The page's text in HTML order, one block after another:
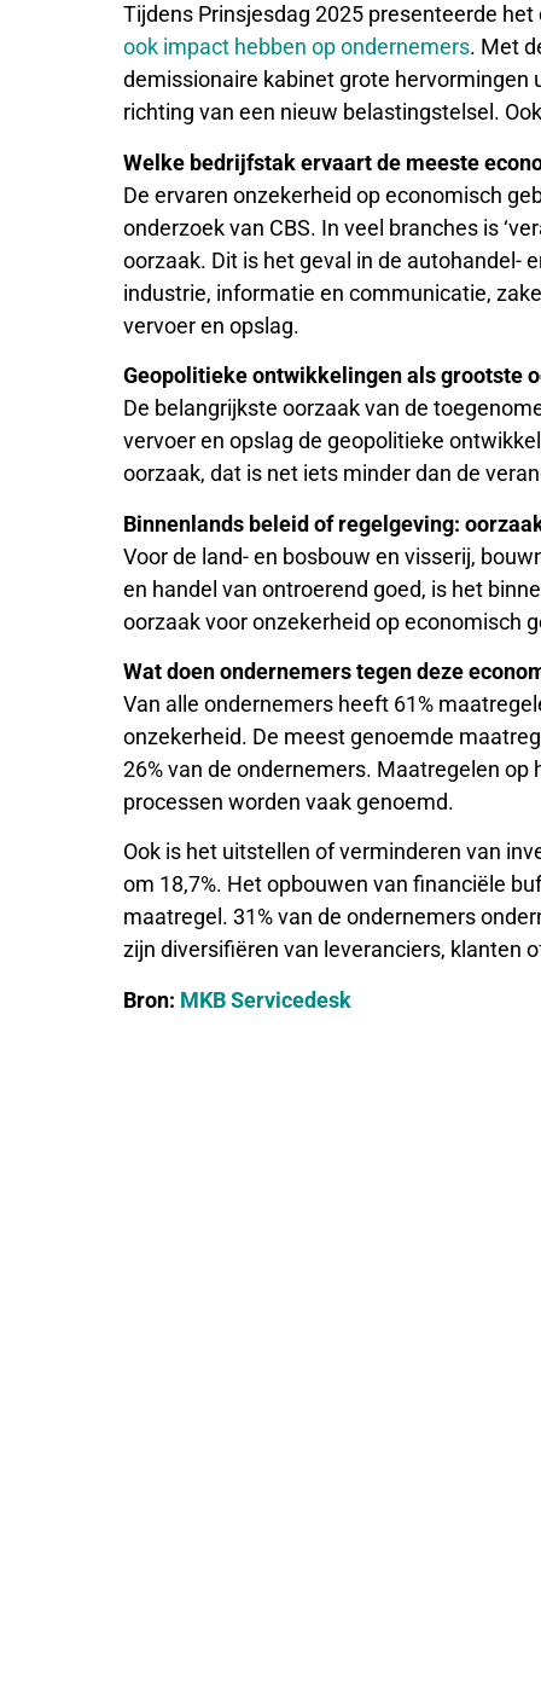
Tijdens Prinsjesdag 2025 presenteerde
ook impact hebben op ondernemers. Met
demissionaire kabinet grote hervormingen
richting van een nieuw belastingstelsel.
Welke bedrijfstak ervaart de meeste
De ervaren onzekerheid op economisch
onderzoek van CBS. In veel branches is
oorzaak. Dit is het geval in de autohandel-
industrie, informatie en communicatie,
vervoer en opslag.
Geopolitieke ontwikkelingen als grootste
De belangrijkste oorzaak van de
vervoer en opslag de geopolitieke
oorzaak, dat is net iets minder dan de
Binnenlands beleid of regelgeving:
Voor de land- en bosbouw en visserij,
en handel van ontroerend goed, is het
oorzaak voor onzekerheid op economisch
Wat doen ondernemers tegen deze
Van alle ondernemers heeft 61%
onzekerheid. De meest genoemde
26% van de ondernemers. Maatregelen
processen worden vaak genoemd.
Ook is het uitstellen of verminderen van
om 18,7%. Het opbouwen van financiële
maatregel. 31% van de ondernemers
zijn diversifiëren van leveranciers, klanten
Bron: MKB Servicedesk